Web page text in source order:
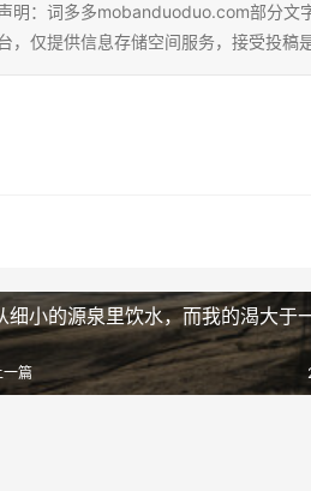
明：词多多mobanduoduo.com部分文
，仅提供信息存储空间服务，接受投稿
细小的源泉里饮水，而我的渴大于
一篇